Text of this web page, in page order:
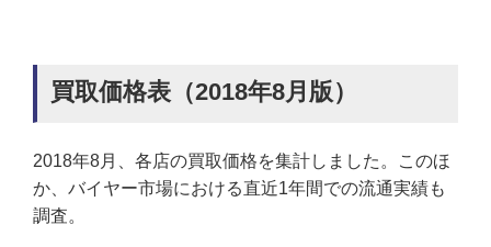
買取価格表（2018年8月版）
2018年8月、各店の買取価格を集計しました。このほ
か、バイヤー市場における直近1年間での流通実績も
調査。